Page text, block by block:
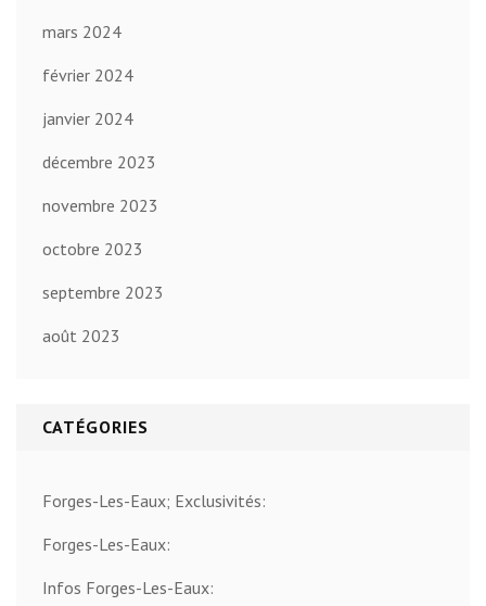
mars 2024
février 2024
janvier 2024
décembre 2023
novembre 2023
octobre 2023
septembre 2023
août 2023
CATÉGORIES
Forges-Les-Eaux; Exclusivités:
Forges-Les-Eaux:
Infos Forges-Les-Eaux: